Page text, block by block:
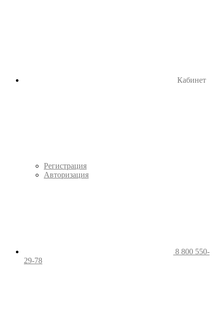
Кабинет
Регистрация
Авторизация
8 800 550-
29-78